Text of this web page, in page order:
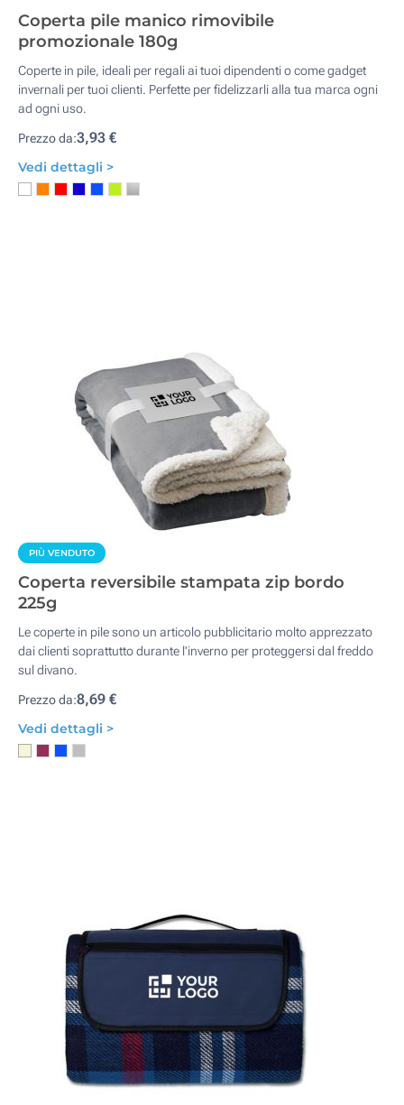
Coperta pile manico rimovibile
promozionale 180g
Coperte in pile, ideali per regali ai tuoi dipendenti o come gadget
invernali per tuoi clienti. Perfette per fidelizzarli alla tua marca ogni
ad ogni uso.
Prezzo da:3,93 €
Vedi dettagli >
PIÙ VENDUTO
Coperta reversibile stampata zip bordo
225g
Le coperte in pile sono un articolo pubblicitario molto apprezzato
dai clienti soprattutto durante l'inverno per proteggersi dal freddo
sul divano.
Prezzo da:8,69 €
Vedi dettagli >